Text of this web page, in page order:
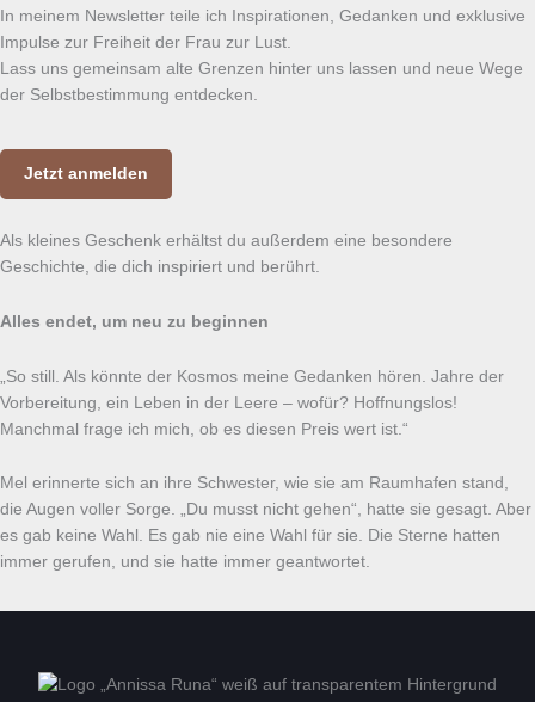
In meinem Newsletter teile ich Inspirationen, Gedanken und exklusive
Impulse zur Freiheit der Frau zur Lust.
Lass uns gemeinsam alte Grenzen hinter uns lassen und neue Wege
der Selbstbestimmung entdecken.
Jetzt anmelden
Als kleines Geschenk erhältst du außerdem eine besondere
Geschichte, die dich inspiriert und berührt.
Alles endet, um neu zu beginnen
„So still. Als könnte der Kosmos meine Gedanken hören. Jahre der
Vorbereitung, ein Leben in der Leere – wofür? Hoffnungslos!
Manchmal frage ich mich, ob es diesen Preis wert ist.“
Mel erinnerte sich an ihre Schwester, wie sie am Raumhafen stand,
die Augen voller Sorge. „Du musst nicht gehen“, hatte sie gesagt. Aber
es gab keine Wahl. Es gab nie eine Wahl für sie. Die Sterne hatten
immer gerufen, und sie hatte immer geantwortet.